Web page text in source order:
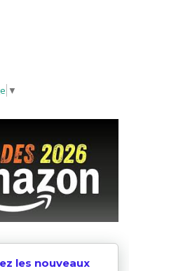
▼
les nouveaux